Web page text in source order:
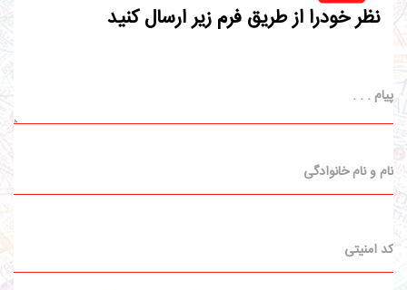
نظر خودرا از طریق فرم زیر ارسال کنید